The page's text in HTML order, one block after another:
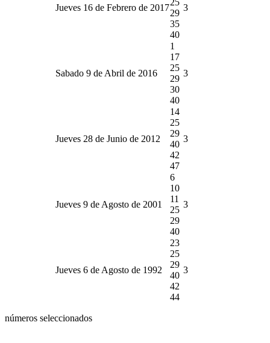
Jueves 16 de Febrero de 2017
29
35
40
3
Sabado 9 de Abril de 2016
1
17
25
29
30
40
3
Jueves 28 de Junio de 2012
14
25
29
40
42
47
3
Jueves 9 de Agosto de 2001
6
10
11
25
29
40
3
Jueves 6 de Agosto de 1992
23
25
29
40
42
44
3
números seleccionados